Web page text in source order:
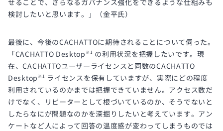
検討したいと思います。」（金平氏）
最後に、今後のCACHATTOに期待されることについて伺った。
「CACHATTO Desktop ※1 の利用状況を把握したいです。現
在、CACHATTOユーザーライセンスと同数のCACHATTO
Desktop ※1
ライセンスを保有していますが、実際にどの程度
利用されているのかまでは把握できていません。アクセス数だ
けでなく、リピーターとして根づいているのか、そうでないと
したらなにが問題なのかを深掘りしたいと考えています。アン
ケートなど人によって回答の温度感が変わってしまうものでは